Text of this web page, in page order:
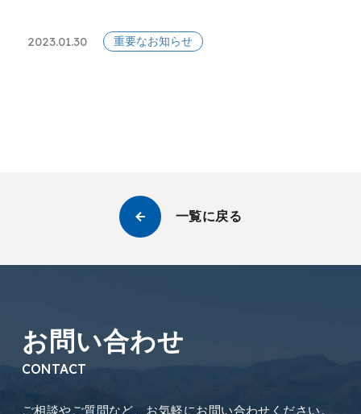
2023.01.30 重要なお知らせ
一覧に戻る
お問い合わせ
CONTACT
ご相談やご質問など、 お気軽にお問い合わせください。